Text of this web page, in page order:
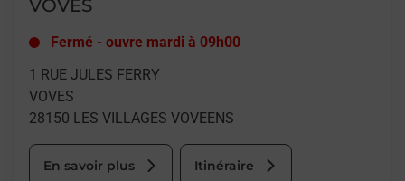
VOVES
Fermé - ouvre mardi à 09h00
1 RUE JULES FERRY
VOVES
28150 LES VILLAGES VOVEENS
En savoir plus Itinéraire